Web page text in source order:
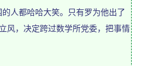
人都哈哈大笑。只有罗为他出了
风，决定跨过数学所党委，把事情